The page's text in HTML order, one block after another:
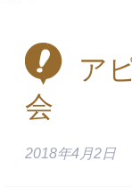
ア
会
2018年4月2日